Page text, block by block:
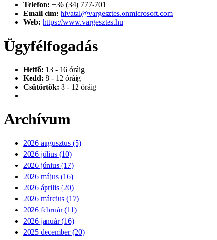
Telefon: +36 (34) 777-701
Email cím: hivatal@vargesztes.onmicrosoft.com
Web: https://www.vargesztes.hu
Ügyfélfogadás
Hétfő: 13 - 16 óráig
Kedd: 8 - 12 óráig
Csütörtök: 8 - 12 óráig
Archívum
2026 augusztus (5)
2026 július (10)
2026 június (17)
2026 május (16)
2026 április (20)
2026 március (17)
2026 február (11)
2026 január (16)
2025 december (20)